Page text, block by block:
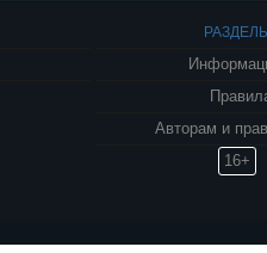
Авторам и
16+